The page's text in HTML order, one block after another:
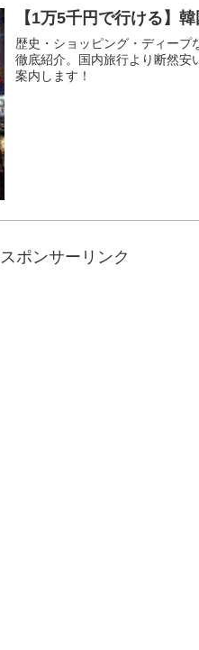
【1万5千円で行ける】
歴史・ショッピング・ディー
徹底紹介。国内旅行より断然安
案内します！
スポンサーリンク